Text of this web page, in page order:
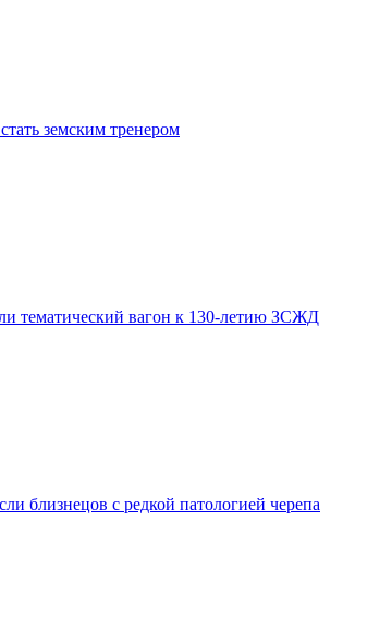
земским тренером
тематический вагон к 130-летию ЗСЖД
близнецов с редкой патологией черепа